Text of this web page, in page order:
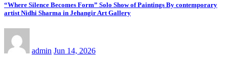
“Where Silence Becomes Form” Solo Show of Paintings By contemporary
artist Nidhi Sharma in Jehangir Art Gallery
admin Jun 14, 2026